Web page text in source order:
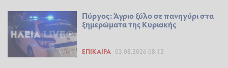
Πύργος: Άγριο ξύλο σε πανηγύρι στα
ξημερώματα της Κυριακής
ΕΠΊΚΑΙΡΑ 03.08.2026 08:12